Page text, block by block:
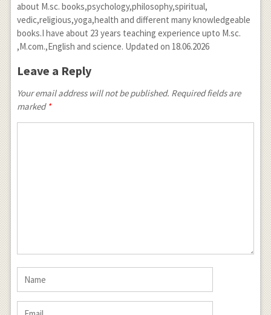
about M.sc. books,psychology,philosophy,spiritual,
vedic,religious,yoga,health and different many knowledgeable
books.I have about 23 years teaching experience upto M.sc.
,M.com.,English and science. Updated on 18.06.2026
Leave a Reply
Your email address will not be published. Required fields are
marked *